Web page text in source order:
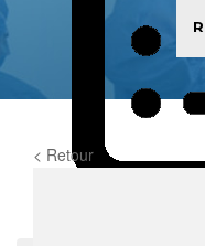
< Retour